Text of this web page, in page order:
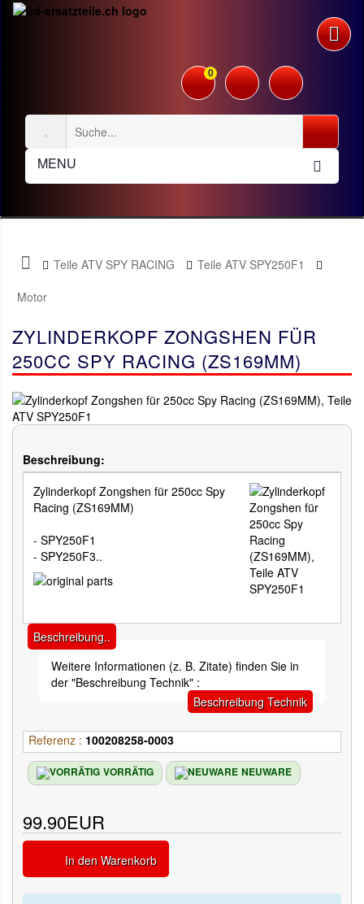
0
MENU
Teile ATV SPY RACING
Teile ATV SPY250F1
Motor
ZYLINDERKOPF ZONGSHEN FÜR
250CC SPY RACING (ZS169MM)
Beschreibung:
Zylinderkopf Zongshen für 250cc Spy
Racing (ZS169MM)
- SPY250F1
- SPY250F3..
Beschreibung..
Weitere Informationen (z. B. Zitate) finden Sie in
der "Beschreibung Technik" :
Beschreibung Technik
Referenz : 100208258-0003
VORRÄTIG NEUWARE
99.90EUR
In den Warenkorb